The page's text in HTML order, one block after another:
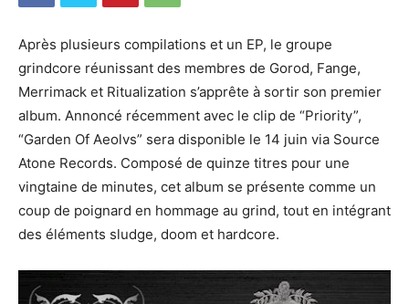
Après plusieurs compilations et un EP, le groupe
grindcore réunissant des membres de Gorod, Fange,
Merrimack et Ritualization s’apprête à sortir son premier
album. Annoncé récemment avec le clip de “Priority”,
“Garden Of Aeolvs” sera disponible le 14 juin via Source
Atone Records. Composé de quinze titres pour une
vingtaine de minutes, cet album se présente comme un
coup de poignard en hommage au grind, tout en intégrant
des éléments sludge, doom et hardcore.